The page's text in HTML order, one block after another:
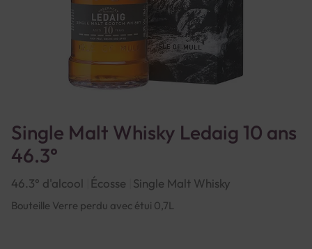
Single Malt Whisky Ledaig 10 ans
46.3°
46.3° d'alcool Écosse Single Malt Whisky
Bouteille Verre perdu avec étui 0,7L